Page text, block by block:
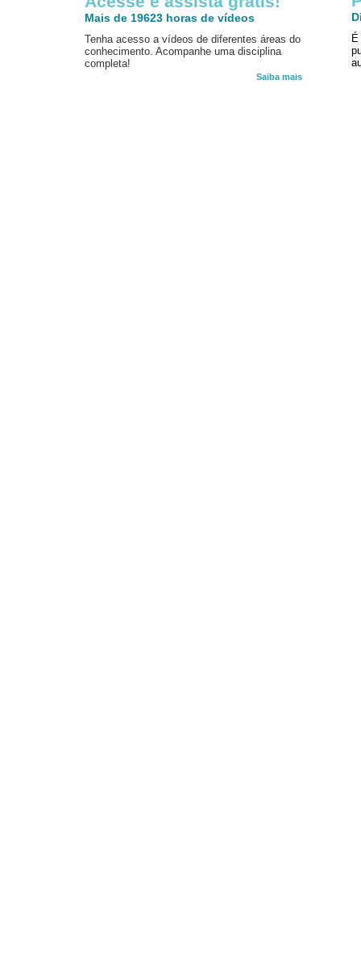
Mais de 19623 horas de vídeos
Tenha acesso a vídeos de diferentes áreas do
conhecimento. Acompanhe uma disciplina
completa!
Saiba mais